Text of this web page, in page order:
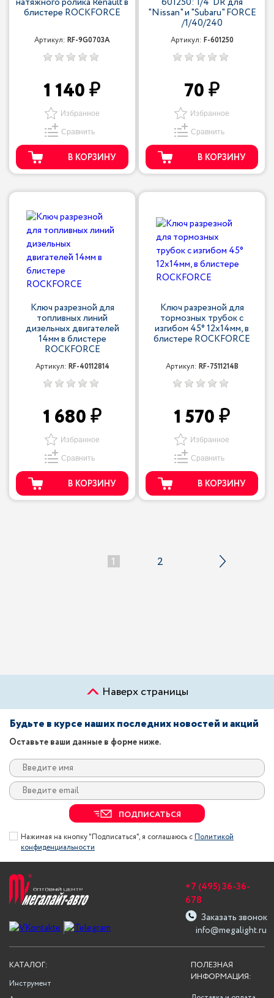
блистере ROCKFORCE
Артикул: RF-9G0703A
1 140
Избранное
Сравнить
В КОРЗИНУ
"Nissan" и "Subaru" FORCE
/1/40/240
Артикул: F-601250
70
Избранное
Сравнить
В КОРЗИНУ
Ключ разрезной для
топливных линий
дизельных двигателей
14мм в блистере
ROCKFORCE
Артикул: RF-40112814
1 680
Избранное
Сравнить
В КОРЗИНУ
Ключ разрезной для
тормозных трубок с
изгибом 45° 12x14мм, в
блистере ROCKFORCE
Артикул: RF-7511214B
1 570
Избранное
Сравнить
В КОРЗИНУ
1 2
Наверх страницы
Будьте в курсе наших последних новостей и акций
Оставьте ваши данные в форме ниже.
ПОДПИСАТЬСЯ
Нажимая на кнопку "Подписаться", я соглашаюсь сПолитикой
конфиденциальности
info@megalight.ru
+7 (495) 36-36-
678
Заказать звонок
ПОЛЕЗНАЯ
ИНФОРМАЦИЯ:
КАТАЛОГ:
Инструмент